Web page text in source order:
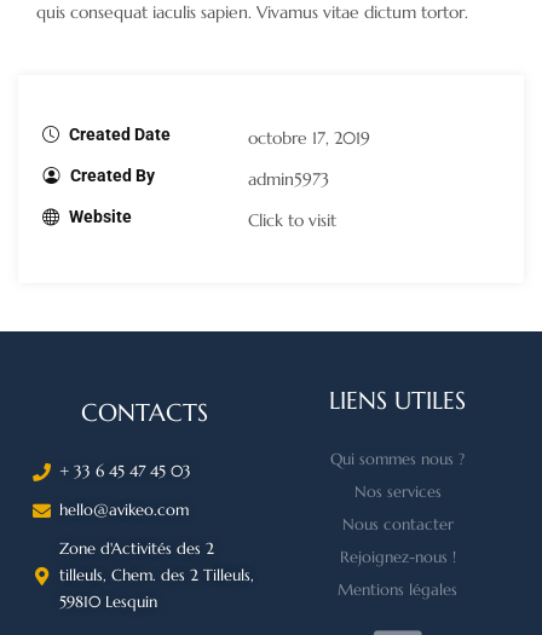
quis consequat iaculis sapien. Vivamus vitae dictum tortor.
Created Date octobre 17, 2019
Created By admin5973
Website Click to visit
CONTACTS
+ 33 6 45 47 45 03
hello@avikeo.com
Zone d'Activités des 2
tilleuls, Chem. des 2 Tilleuls,
59810 Lesquin
LIENS UTILES
Qui sommes nous ?
Nos services
Nous contacter
Rejoignez-nous !
Mentions légales